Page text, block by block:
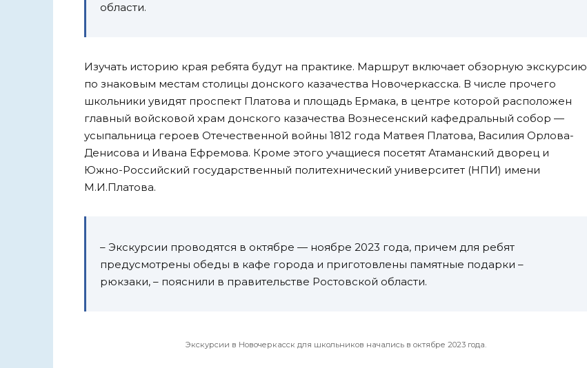
области.
Изучать историю края ребята будут на практике. Маршрут включает обзорную экскурсию
по знаковым местам столицы донского казачества Новочеркасска. В числе прочего
школьники увидят проспект Платова и площадь Ермака, в центре которой расположен
главный войсковой храм донского казачества Вознесенский кафедральный собор —
усыпальница героев Отечественной войны 1812 года Матвея Платова, Василия Орлова-
Денисова и Ивана Ефремова. Кроме этого учащиеся посетят Атаманский дворец и
Южно-Российский государственный политехнический университет (НПИ) имени
М.И.Платова.
– Экскурсии проводятся в октябре — ноябре 2023 года, причем для ребят
предусмотрены обеды в кафе города и приготовлены памятные подарки –
рюкзаки, – пояснили в правительстве Ростовской области.
Экскурсии в Новочеркасск для школьников начались в октябре 2023 года.